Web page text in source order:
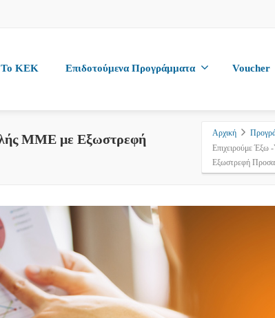
To KEK Επιδοτούμενα Προγράμματα Voucher
ΜΜΕ με Εξωστρεφή
Αρχική
Επιχειρούμε
Εξωστρεφή